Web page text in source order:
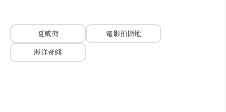
夏威夷
電影拍攝地
海洋奇緣